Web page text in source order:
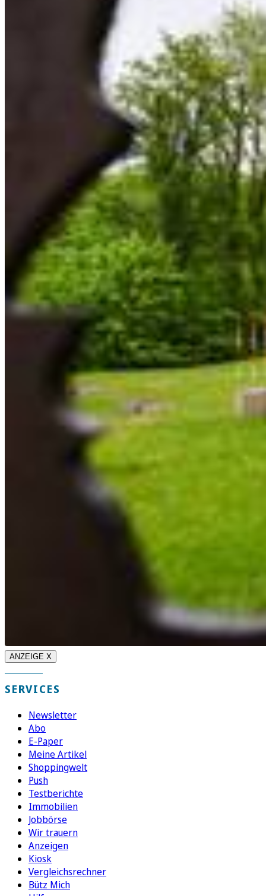
ANZEIGE X
SERVICES
Newsletter
Abo
E-Paper
Meine Artikel
Shoppingwelt
Push
Testberichte
Immobilien
Jobbörse
Wir trauern
Anzeigen
Kiosk
Vergleichsrechner
Bütz Mich